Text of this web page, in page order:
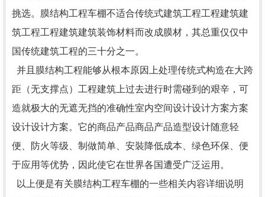
挑选。膜结构工程车棚不适合传统式建筑工程工程建筑建
筑工程工程建筑建筑装饰材料而改成膜材，其总重仅仅中
国传统建筑工程的三十分之一。
并且膜结构工程能够从根本原因上处理传统式构造在大跨
距（无支撑点）工程建筑上过去进行时需碰到的艰辛，可
造就极大的无遮无挡的准确性室内空间设计设计方案方案
设计设计方案。它的商品产品商品产品造型设计随意轻
便、防火等级、制做简单、安裝降低成本、绿色环保、便
于应用等优势，因此使它在世界各国遭受广泛运用。
以上便是有关膜结构工程车棚的一些相关内容详细说明